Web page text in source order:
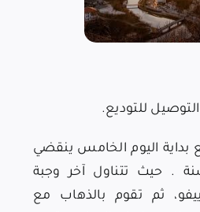
للتوديع.
بداية اليوم الخامس ينقضي
. حيث تتناول آخر وجبة
ثم تقوم بالذهاب مع